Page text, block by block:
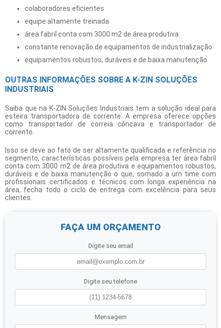
colaboradores eficientes
equipe altamente treinada
área fabril conta com 3000 m2 de área produtiva
constante renovação de equipamentos de industrialização
equipamentos robustos, duráveis e de baixa manutenção
OUTRAS INFORMAÇÕES SOBRE A K-ZIN SOLUÇÕES
INDUSTRIAIS
Saiba que na K-ZIN Soluções Industriais tem a solução ideal para
esteira transportadora de corrente . A empresa oferece opções
como transportador de correia côncava e transportador de
corrente.
Isso se deve ao fato de ser altamente qualificada e referência no
segmento, características possíveis pela empresa ter área fabril
conta com 3000 m2 de área produtiva e equipamentos robustos,
duráveis e de baixa manutenção o que, somado a um time com
profissionais certificados e técnicos com longa experiência na
área, fecha todo o ciclo de entrega com excelência para seus
clientes.
FAÇA UM ORÇAMENTO
Digite seu email
Digite seu telefone
Mensagem